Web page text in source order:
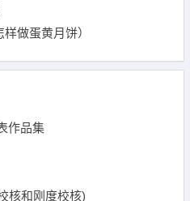
做蛋黄月饼）
作品集
核和刚度校核)